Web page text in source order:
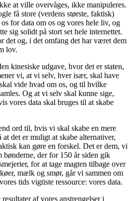
at ville overvåges, ikke manipuleres.
få store (verdens største, faktisk)
for data om os og vores hele liv, og
sig solidt på stort set hele internettet.
det og, i det omfang det har været dem
lov.
kinesiske udgave, hvor det er staten,
vi, at vi selv, hver især, skal have
vide hvad om os, og til hvilke
Og at vi selv skal kunne sige,
vores data skal bruges til at skabe
ord til, hvis vi skal skabe en mere
det er muligt at skabe alternativer,
kan gøre en forskel. Det er dem, vi
bønderne, der for 150 år siden gik
for at tage magten tilbage over
mælk og smør, går vi sammen om
tids vigtiste ressource: vores data.
af vores anstrengelser i